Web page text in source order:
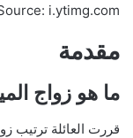
i.ytimg.com
مقدمة
ما هو زواج
قررت العائلة ترتيب